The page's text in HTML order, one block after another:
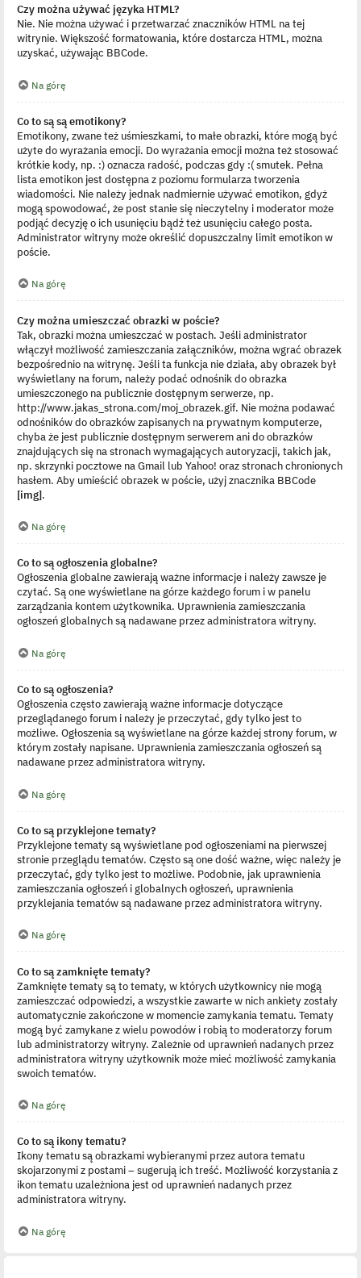
Czy można używać języka HTML?
Nie. Nie można używać i przetwarzać znaczników HTML na tej
witrynie. Większość formatowania, które dostarcza HTML, można
uzyskać, używając BBCode.
Na górę
Co to są są emotikony?
Emotikony, zwane też uśmieszkami, to małe obrazki, które mogą być
użyte do wyrażania emocji. Do wyrażania emocji można też stosować
krótkie kody, np. :) oznacza radość, podczas gdy :( smutek. Pełna
lista emotikon jest dostępna z poziomu formularza tworzenia
wiadomości. Nie należy jednak nadmiernie używać emotikon, gdyż
mogą spowodować, że post stanie się nieczytelny i moderator może
podjąć decyzję o ich usunięciu bądź też usunięciu całego posta.
Administrator witryny może określić dopuszczalny limit emotikon w
poście.
Na górę
Czy można umieszczać obrazki w poście?
Tak, obrazki można umieszczać w postach. Jeśli administrator
włączył możliwość zamieszczania załączników, można wgrać obrazek
bezpośrednio na witrynę. Jeśli ta funkcja nie działa, aby obrazek był
wyświetlany na forum, należy podać odnośnik do obrazka
umieszczonego na publicznie dostępnym serwerze, np.
http://www.jakas_strona.com/moj_obrazek.gif. Nie można podawać
odnośników do obrazków zapisanych na prywatnym komputerze,
chyba że jest publicznie dostępnym serwerem ani do obrazków
znajdujących się na stronach wymagających autoryzacji, takich jak,
np. skrzynki pocztowe na Gmail lub Yahoo! oraz stronach chronionych
hasłem. Aby umieścić obrazek w poście, użyj znacznika BBCode
[img].
Na górę
Co to są ogłoszenia globalne?
Ogłoszenia globalne zawierają ważne informacje i należy zawsze je
czytać. Są one wyświetlane na górze każdego forum i w panelu
zarządzania kontem użytkownika. Uprawnienia zamieszczania
ogłoszeń globalnych są nadawane przez administratora witryny.
Na górę
Co to są ogłoszenia?
Ogłoszenia często zawierają ważne informacje dotyczące
przeglądanego forum i należy je przeczytać, gdy tylko jest to
możliwe. Ogłoszenia są wyświetlane na górze każdej strony forum, w
którym zostały napisane. Uprawnienia zamieszczania ogłoszeń są
nadawane przez administratora witryny.
Na górę
Co to są przyklejone tematy?
Przyklejone tematy są wyświetlane pod ogłoszeniami na pierwszej
stronie przeglądu tematów. Często są one dość ważne, więc należy je
przeczytać, gdy tylko jest to możliwe. Podobnie, jak uprawnienia
zamieszczania ogłoszeń i globalnych ogłoszeń, uprawnienia
przyklejania tematów są nadawane przez administratora witryny.
Na górę
Co to są zamknięte tematy?
Zamknięte tematy są to tematy, w których użytkownicy nie mogą
zamieszczać odpowiedzi, a wszystkie zawarte w nich ankiety zostały
automatycznie zakończone w momencie zamykania tematu. Tematy
mogą być zamykane z wielu powodów i robią to moderatorzy forum
lub administratorzy witryny. Zależnie od uprawnień nadanych przez
administratora witryny użytkownik może mieć możliwość zamykania
swoich tematów.
Na górę
Co to są ikony tematu?
Ikony tematu są obrazkami wybieranymi przez autora tematu
skojarzonymi z postami – sugerują ich treść. Możliwość korzystania z
ikon tematu uzależniona jest od uprawnień nadanych przez
administratora witryny.
Na górę